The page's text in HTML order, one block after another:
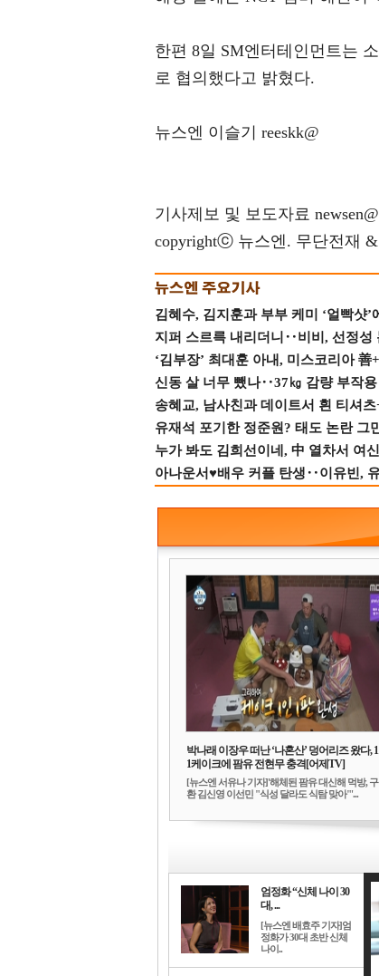
한편 8일 SM엔터테인먼트는
로 협의했다고 밝혔다.
뉴스엔 이슬기 reeskk@
기사제보 및 보도자료
copyrightⓒ 뉴스엔. 무단전재 &
김혜수, 김지훈과 부부 케미 ‘얼빡샷’
지퍼 스르륵 내리더니‥비비, 선정성
‘김부장’ 최대훈 아내, 미스코리아
신동 살 너무 뺐나‥37㎏ 감량 부작
송혜교, 남사친과 데이트서 흰 티셔
유재석 포기한 정준원? 태도 논란 그
누가 봐도 김희선이네, 中 열차서 여
아나운서♥배우 커플 탄생‥이유빈,
박나래 이장우 떠난 ‘나혼산’ 덩어리즈 왔다,
1케이크에 팜유 전현무 충격[어제TV]
[뉴스엔 서유나 기자]'해체된 팜유 대신해 먹방,
환 김신영 이선민 "식성 달라도 식탐 맞아"'...
엄정화 “신체 나이 30
대, ...
[뉴스엔 배효주 기자]엄
정화가 30대 초반 신체
나이..